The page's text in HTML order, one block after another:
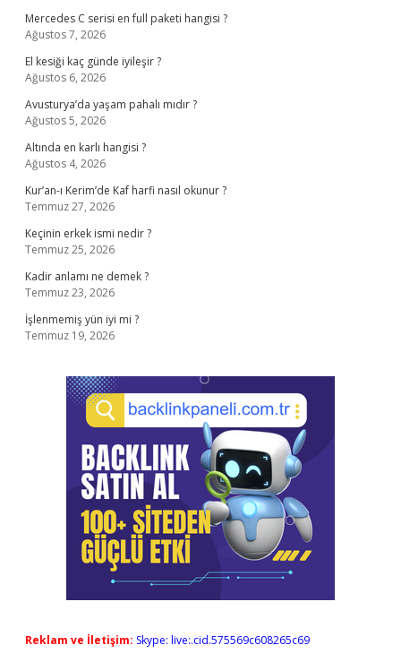
Mercedes C serisi en full paketi hangisi ?
Ağustos 7, 2026
El kesiği kaç günde iyileşir ?
Ağustos 6, 2026
Avusturya’da yaşam pahalı mıdır ?
Ağustos 5, 2026
Altında en karlı hangisi ?
Ağustos 4, 2026
Kur’an-ı Kerim’de Kaf harfi nasıl okunur ?
Temmuz 27, 2026
Keçinin erkek ismi nedir ?
Temmuz 25, 2026
Kadir anlamı ne demek ?
Temmuz 23, 2026
İşlenmemiş yün iyi mi ?
Temmuz 19, 2026
Reklam ve İletişim: Skype: live:.cid.575569c608265c69